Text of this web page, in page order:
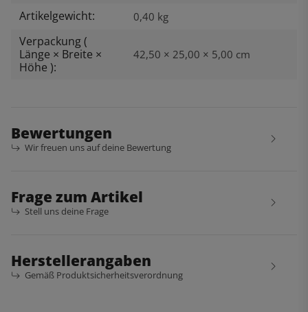
Artikelgewicht: 0,40 kg
Verpackung (
Länge × Breite ×
Höhe ):
42,50 × 25,00 × 5,00 cm
Bewertungen
Wir freuen uns auf deine Bewertung
Frage zum Artikel
Stell uns deine Frage
Herstellerangaben
Gemäß Produktsicherheitsverordnung